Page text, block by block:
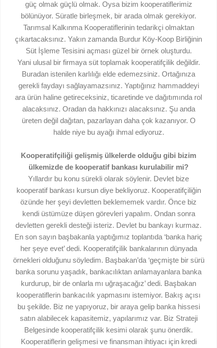
güç olmak güçlü olmak. Oysa bizim kooperatiflerimiz
bölünüyor. Süratle birleşmek, bir arada olmak gerekiyor.
Tarımsal Kalkınma Kooperatiflerinin tedarikçi olmaktan
çıkartacaksınız. Yakın zamanda Burdur Köy-Koop Birliğinin
Süt İşleme Tesisini açması güzel bir örnek oluşturdu.
Yani ulusal bir firmaya süt toplamak kooperatifçilik değildir.
Buradan istenilen karlılığı elde edemezsiniz. Ortağınıza
gerekli faydayı sağlayamazsınız. Yaptığınız hammaddeyi
ara ürün haline getireceksiniz, ticaretinde ve dağıtımında rol
alacaksınız. Oradan da hakkınızı alacaksınız. Şu anda
üreten değil dağıtan, pazarlayan daha çok kazanıyor. O
halde niye bu ayağı ihmal ediyoruz.
Kooperatifçiliği gelişmiş ülkelerde olduğu gibi bizim
ülkemizde de kooperatif bankası kurulabilir mi?
Yıllardır bu konu sürekli olarak söylenir. Devlet bize
kooperatif bankası kursun diye bekliyoruz. Kooperatifçiliğin
özünde her şeyi devletten beklememek vardır. Önce biz
kendi üstümüze düşen görevleri yapalım. Ondan sonra
devletten gerekli desteği isteriz. Devlet bu bankayı kurmaz.
En son sayın başbakanla yaptığımız toplantıda ‘banka hariç
her şeye evet’ dedi. Kooperatifçilik bankalarının dünyada
örnekleri olduğunu söyledim. Başbakan’da ‘geçmişte bir sürü
banka sorunu yaşadık, bankacılıktan anlamayanlara banka
kurdurup, bir de onlarla mı uğraşacağız’ dedi. Başbakan
kooperatiflerin bankacılık yapmasını istemiyor. Bakış açısı
bu şekilde. Biz ne yapıyoruz, bir araya gelip banka hissesi
satın alabilecek kapasitemiz, yapılarımız var. Biz Strateji
Belgesinde kooperatifçilik kesimi olarak şunu önerdik.
Kooperatiflerin gelişmesi ve finansman ihtiyacı için kredi